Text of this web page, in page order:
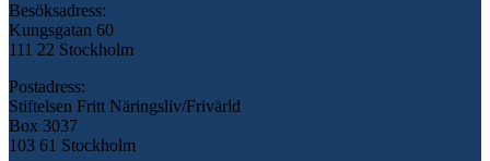
Besöksadress:
Kungsgatan 60
111 22 Stockholm
Postadress:
Stiftelsen Fritt Näringsliv/Frivärld
Box 3037
103 61 Stockholm